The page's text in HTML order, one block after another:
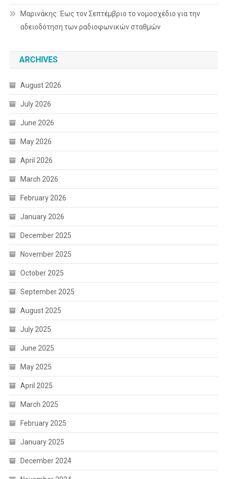
Μαρινάκης: Έως τον Σεπτέμβριο το νομοσχέδιο για την
αδειοδότηση των ραδιοφωνικών σταθμών
ARCHIVES
August 2026
July 2026
June 2026
May 2026
April 2026
March 2026
February 2026
January 2026
December 2025
November 2025
October 2025
September 2025
August 2025
July 2025
June 2025
May 2025
April 2025
March 2025
February 2025
January 2025
December 2024